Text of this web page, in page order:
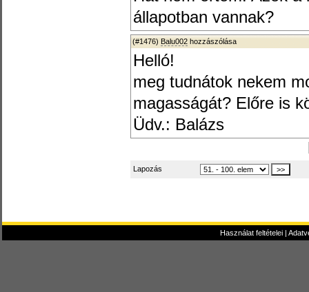
állapotban vannak?
(#1476) Balu002 hozzászólása
Helló!
meg tudnátok nekem
magasságát? Előre is
Üdv.: Balázs
Lapozás
Használat feltételei|